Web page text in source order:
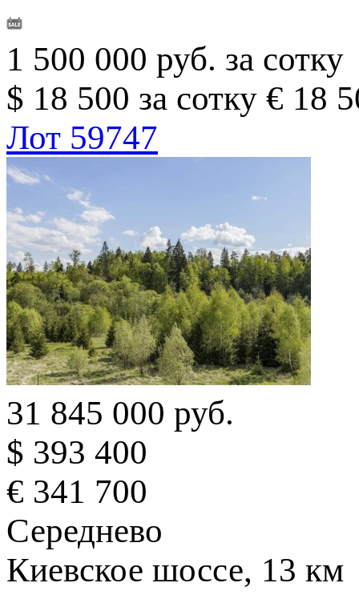
1 500 000 руб. за сотку
$ 18 500 за сотку € 18
Лот 59747
31 845 000 руб.
$ 393 400
€ 341 700
Середнево
Киевское шоссе, 13 км